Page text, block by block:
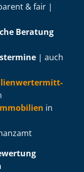
& fair |
Beratung
| auch
in